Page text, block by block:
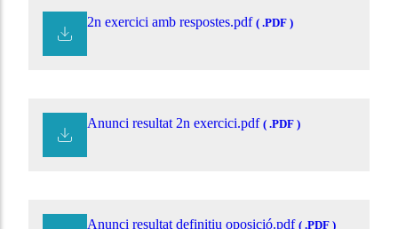
2n exercici amb respostes.pdf ( .PDF )
Anunci resultat 2n exercici.pdf ( .PDF )
Anunci resultat definitiu oposició.pdf ( .PDF )